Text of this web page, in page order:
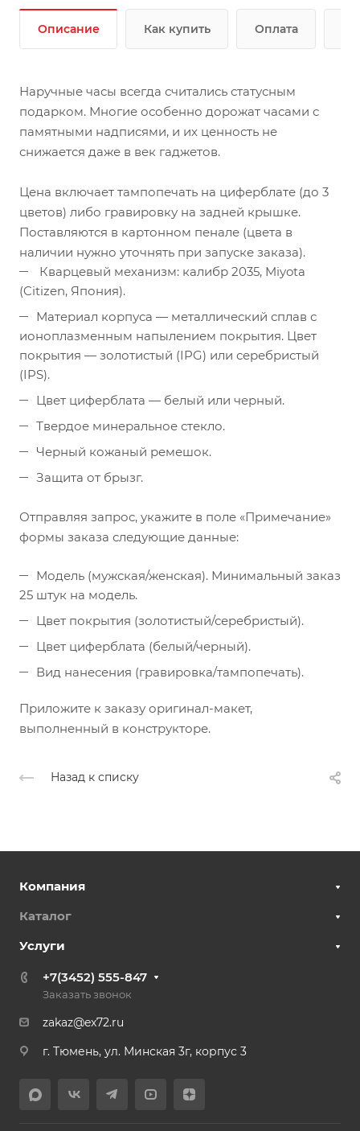
Описание Как купить Оплата
Наручные часы всегда считались статусным
подарком. Многие особенно дорожат часами с
памятными надписями, и их ценность не
снижается даже в век гаджетов.
Цена включает тампопечать на циферблате (до 3
цветов) либо гравировку на задней крышке.
Поставляются в картонном пенале (цвета в
наличии нужно уточнять при запуске заказа).
Кварцевый механизм: калибр 2035, Miyota
(Citizen, Япония).
Материал корпуса — металлический сплав с
ионоплазменным напылением покрытия. Цвет
покрытия — золотистый (IPG) или серебристый
(IPS).
Цвет циферблата — белый или черный.
Твердое минеральное стекло.
Черный кожаный ремешок.
Защита от брызг.
Отправляя запрос, укажите в поле «Примечание»
формы заказа следующие данные:
Модель (мужская/женская). Минимальный заказ
25 штук на модель.
Цвет покрытия (золотистый/серебристый).
Цвет циферблата (белый/черный).
Вид нанесения (гравировка/тампопечать).
Приложите к заказу оригинал-макет,
выполненный в конструкторе.
Назад к списку
Компания
Каталог
Услуги
+7(3452) 555-847
Заказать звонок
zakaz@ex72.ru
г. Тюмень, ул. Минская 3г, корпус 3